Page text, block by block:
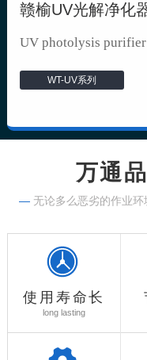
赣榆UV光解净化
UV photolysis purifier
WT-UV系列
万通
— 无论多么恶劣的作业
使用寿命长
long lasting